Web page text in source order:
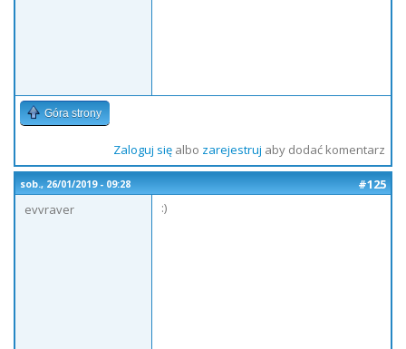
Góra strony
Zaloguj sięalbo zarejestruj aby dodać komentarz
sob., 26/01/2019 - 09:28
#125
evvraver
:)